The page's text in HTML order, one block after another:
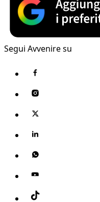
Segui Avvenire su